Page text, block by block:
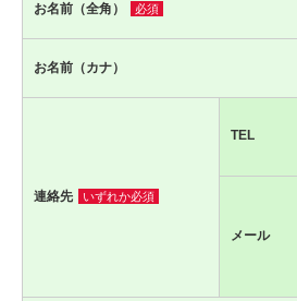
お名前（全角） 必須
お名前（カナ）
連絡先 いずれか必須
TEL
メール